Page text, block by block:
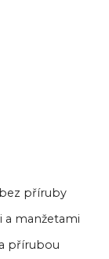
příruby
manžetami
přírubou